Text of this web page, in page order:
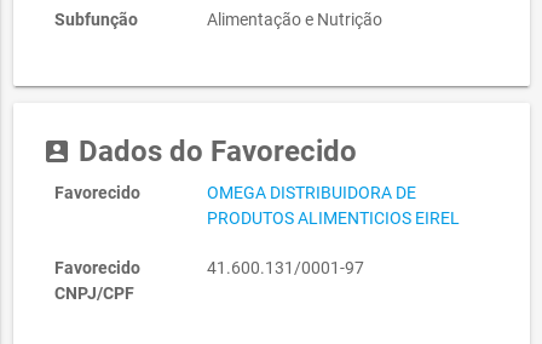
Subfunção Alimentação e Nutrição
account_box Dados do Favorecido
Favorecido
OMEGA DISTRIBUIDORA DE
PRODUTOS ALIMENTICIOS EIREL
Favorecido
CNPJ/CPF
41.600.131/0001-97